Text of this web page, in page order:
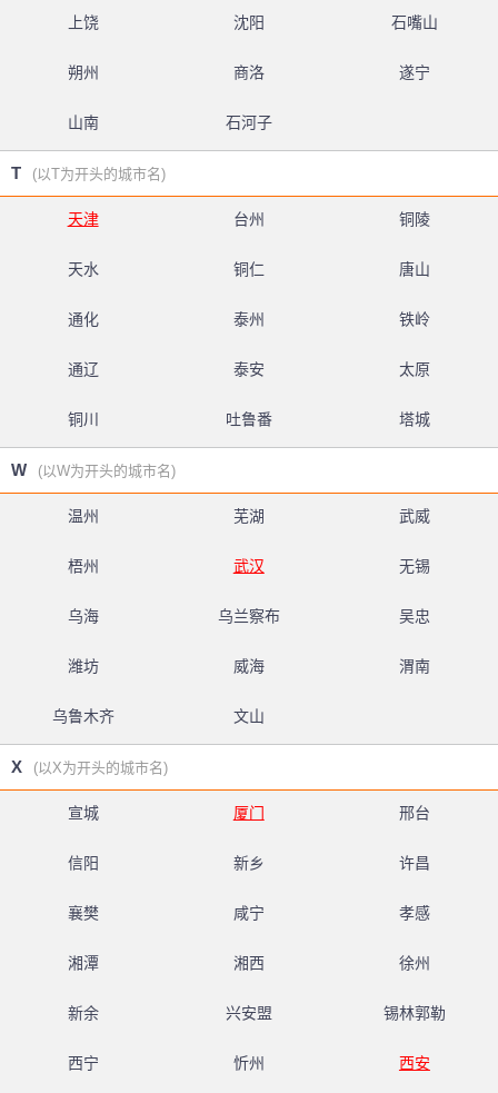
上饶 沈阳 石嘴山
朔州 商洛 遂宁
山南 石河子
T (以T为开头的城市名)
天津 台州 铜陵
天水 铜仁 唐山
通化 泰州 铁岭
通辽 泰安 太原
铜川 吐鲁番 塔城
W (以W为开头的城市名)
温州 芜湖 武威
梧州 武汉 无锡
乌海 乌兰察布 吴忠
潍坊 威海 渭南
乌鲁木齐 文山
X (以X为开头的城市名)
宣城 厦门 邢台
信阳 新乡 许昌
襄樊 咸宁 孝感
湘潭 湘西 徐州
新余 兴安盟 锡林郭勒
西宁 忻州 西安